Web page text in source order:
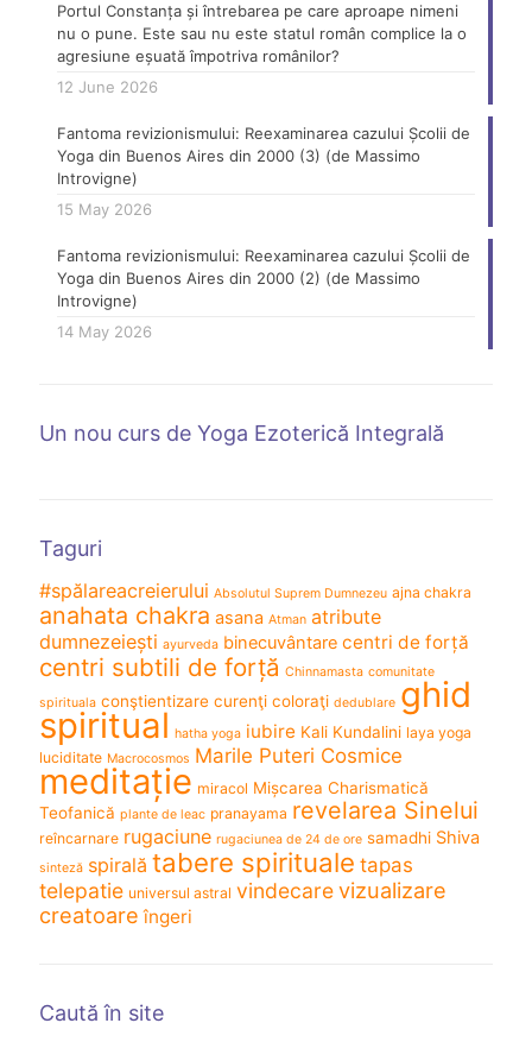
Portul Constanța și întrebarea pe care aproape nimeni
nu o pune. Este sau nu este statul român complice la o
agresiune eșuată împotriva românilor?
12 June 2026
Fantoma revizionismului: Reexaminarea cazului Școlii de
Yoga din Buenos Aires din 2000 (3) (de Massimo
Introvigne)
15 May 2026
Fantoma revizionismului: Reexaminarea cazului Școlii de
Yoga din Buenos Aires din 2000 (2) (de Massimo
Introvigne)
14 May 2026
Un nou curs de Yoga Ezoterică Integrală
Taguri
#spălareacreierului Absolutul Suprem Dumnezeu ajna chakra
anahata chakra asana Atman atribute
dumnezeiești ayurveda binecuvântare centri de forță
centri subtili de forță Chinnamasta comunitate
spirituala conştientizare curenţi coloraţi dedublare ghid
spiritual hatha yoga iubire Kali Kundalini laya yoga
luciditate Macrocosmos Marile Puteri Cosmice
meditație miracol Mișcarea Charismatică
Teofanică plante de leac pranayama revelarea Sinelui
reîncarnare rugaciune rugaciunea de 24 de ore samadhi Shiva
sinteză spirală tabere spirituale tapas
telepatie universul astral vindecarevizualizare
creatoare îngeri
Caută în site